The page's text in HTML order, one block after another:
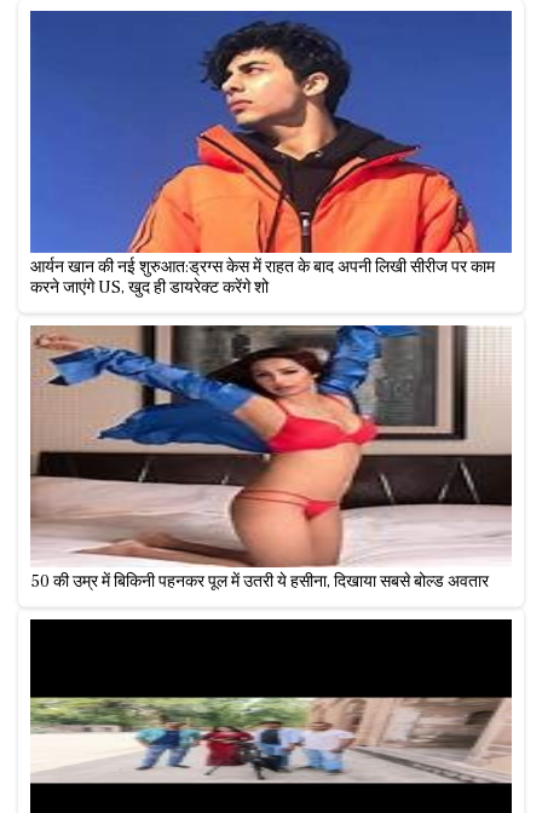
आर्यन खान की नई शुरुआत:ड्रग्स केस में राहत के बाद अपनी लिखी सीरीज पर काम
करने जाएंगे US, खुद ही डायरेक्ट करेंगे शो
50 की उम्र में बिकिनी पहनकर पूल में उतरी ये हसीना, दिखाया सबसे बोल्ड अवतार